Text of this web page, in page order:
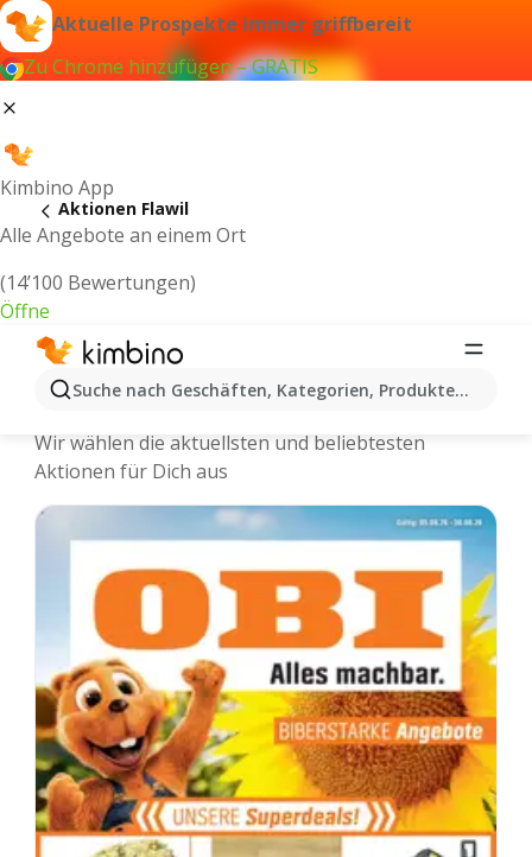
Aktuelle Prospekte immer griffbereit
Zu Chrome hinzufügen – GRATIS
Kimbino App
Alle Angebote an einem Ort
(14’100 Bewertungen)
Öffne
Suche nach Geschäften, Kategorien, Produkten...
Aktionen Flawil
Kimbino.ch | Flawil Aktionen, Rabatte,
Wir wählen die aktuellsten und beliebtesten
Aktionen für Dich aus